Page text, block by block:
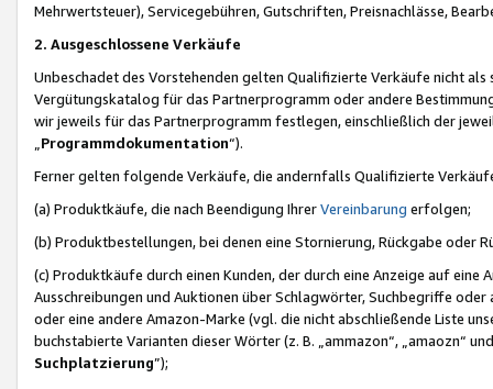
Mehrwertsteuer), Servicegebühren, Gutschriften, Preisnachlässe,
2. Ausgeschlossene Verkäufe
Unbeschadet des Vorstehenden gelten Qualifizierte Verkäufe nicht
Vergütungskatalog für das Partnerprogramm oder andere
wir jeweils für das Partnerprogramm festlegen, einschließlich der
Programmdokumentation“).
Ferner gelten folgende Verkäufe, die andernfalls Qualifizierte
(a) Produktkäufe, die nach Beendigung IhrerVereinbarung erfolgen;
(b) Produktbestellungen, bei denen eine Stornierung, Rückgabe oder
(c) Produktkäufe durch einen Kunden, der durch eine Anzeige auf
Ausschreibungen und Auktionen über Schlagwörter, Suchbegriffe
oder eine andere Amazon-Marke (vgl. die nicht abschließende Liste
buchstabierte Varianten dieser Wörter (z. B. „ammazon“, „amaozn“
Suchplatzierung”);